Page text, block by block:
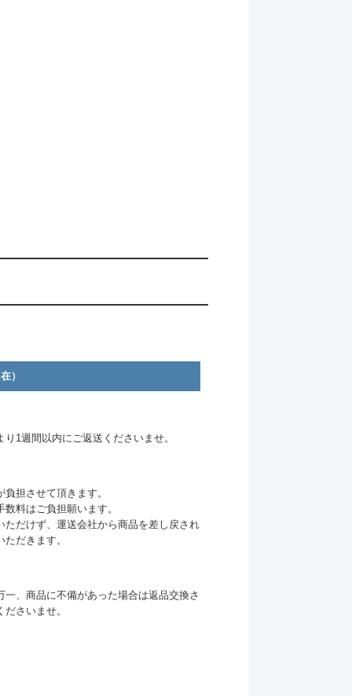
）
1週間以内にご返送くださいませ。
担させて頂きます。
料はご負担願います。
だけず、運送会社から商品を差し戻され
ただきます。
、商品に不備があった場合は返品交換さ
ださいませ。